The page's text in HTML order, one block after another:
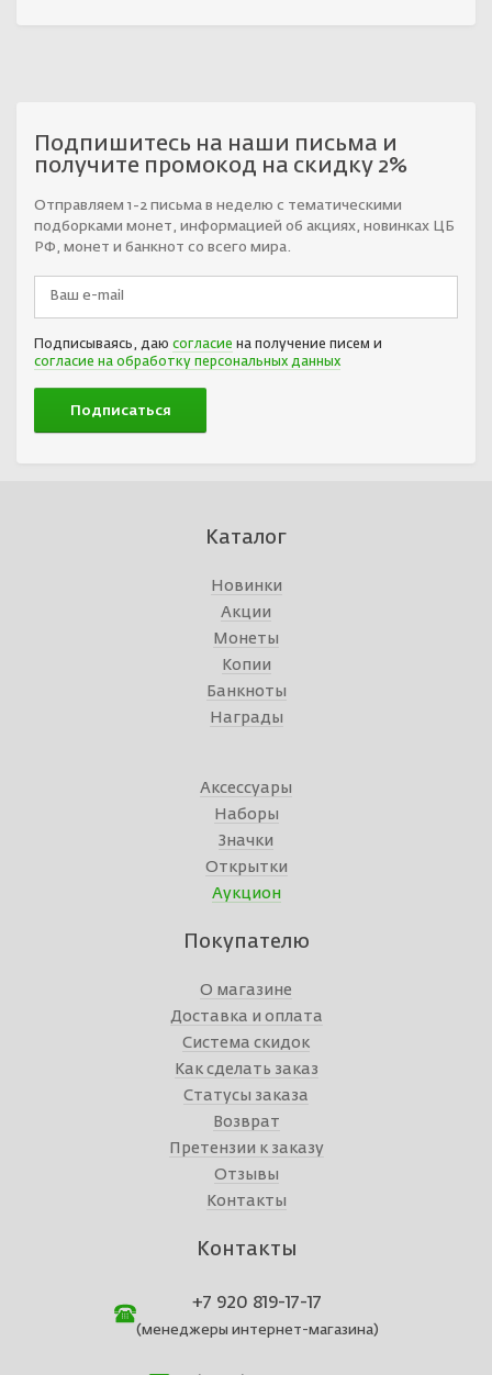
Подпишитесь на наши письма и
получите промокод на скидку 2%
Отправляем 1-2 письма в неделю с тематическими
подборками монет, информацией об акциях, новинках ЦБ
РФ, монет и банкнот со всего мира.
Подписываясь, даю согласие на получение писем и
согласие на обработку персональных данных
Каталог
Новинки
Акции
Монеты
Копии
Банкноты
Награды
Аксессуары
Наборы
Значки
Открытки
Аукцион
Покупателю
О магазине
Доставка и оплата
Система скидок
Как сделать заказ
Статусы заказа
Возврат
Претензии к заказу
Отзывы
Контакты
Контакты
+7 920 819-17-17
(менеджеры интернет-магазина)